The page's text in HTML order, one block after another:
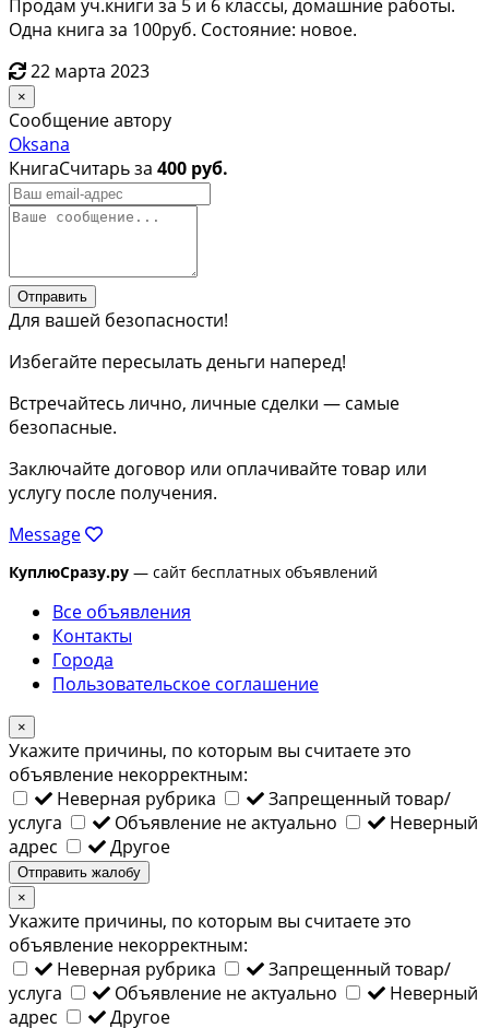
Продам уч.книги за 5 и 6 классы, домашние работы.
Одна книга за 100руб. Состояние: новое.
22 марта 2023
×
Сообщение автору
Oksana
КнигаСчитарь за 400 руб.
Отправить
Для вашей безопасности!
Избегайте пересылать деньги наперед!
Встречайтесь лично, личные сделки — самые
безопасные.
Заключайте договор или оплачивайте товар или
услугу после получения.
Message
КуплюСразу.ру — сайт бесплатных объявлений
Все объявления
Контакты
Города
Пользовательское соглашение
×
Укажите причины, по которым вы считаете это
объявление некорректным:
Неверная рубрика
Запрещенный товар/
услуга
Объявление не актуально
Неверный
адрес
Другое
Отправить жалобу
×
Укажите причины, по которым вы считаете это
объявление некорректным:
Неверная рубрика
Запрещенный товар/
услуга
Объявление не актуально
Неверный
адрес
Другое